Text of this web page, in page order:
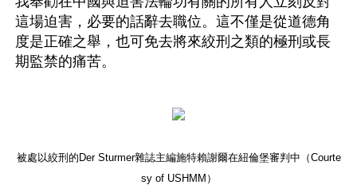
這場迫害，必要的話辭去職位。這不僅是從道德角
度是正確之舉，也可免去將來絞刑之類的極刑或長
期監禁的痛苦。
被處以絞刑的Der Sturmer雜誌主編施特賴謝爾在紐倫堡審判中（Courte
sy of USHMM）